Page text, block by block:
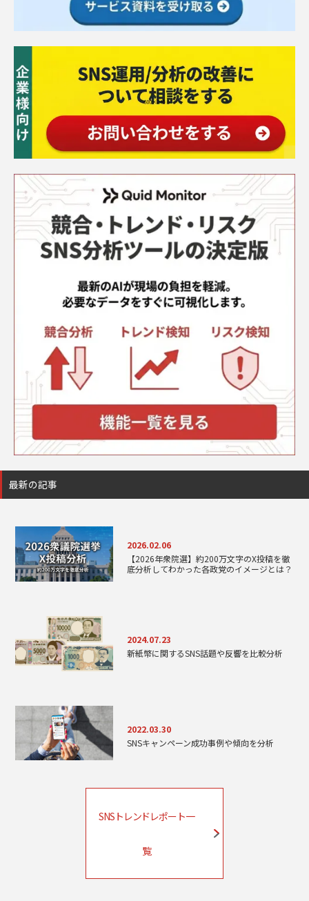
最新の記事
2026.02.06
【2026年衆院選】約200万文字のX投稿を徹
底分析してわかった各政党のイメージとは？
2024.07.23
新紙幣に関するSNS話題や反響を比較分析
2022.03.30
SNSキャンペーン成功事例や傾向を分析
SNSトレンドレポート一
覧